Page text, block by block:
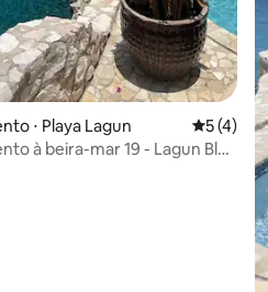
de 5, 34 avaliações
⋅ Playa Lagun 5 de uma
5 (4)
à beira-mar 19 - Lagun Blou